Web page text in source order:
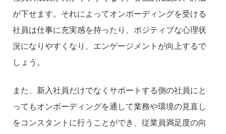
が下せます。それによってオンボーディングを受ける
社員は仕事に充実感を持ったり、ポジティブな心理状
況になりやすくなり、エンゲージメントが向上するで
しょう。
また、新入社員だけでなくサポートする側の社員にと
ってもオンボーディングを通して業務や環境の見直し
をコンスタントに行うことができ、従業員満足度の向